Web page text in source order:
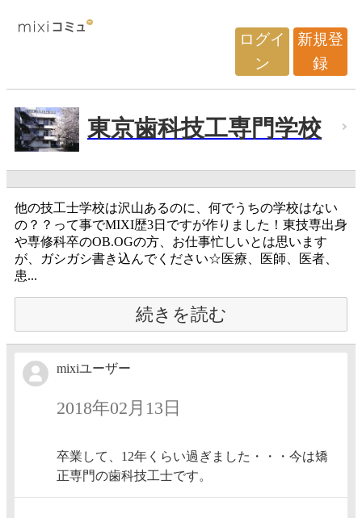
ログイ
ン
新規登
録
東京歯科技工専門学校
他の技工士学校は沢山あるのに、何でうちの学校はない
の？？って事でMIXI歴3日ですが作りました！東技専出身
や専修科卒のOB.OGの方、お仕事忙しいとは思います
が、ガシガシ書き込んでください☆医療、医師、医者、
患...
続きを読む
mixiユーザー
2018年02月13日
卒業して、12年くらい過ぎました・・・今は矯
正専門の歯科技工士です。